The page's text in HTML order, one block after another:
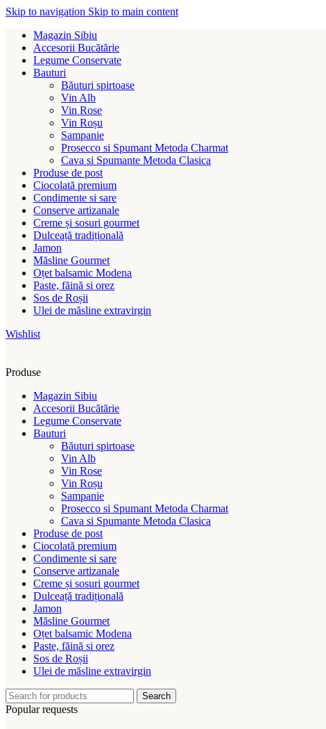
Skip to navigation Skip to main content
Magazin Sibiu
Accesorii Bucătărie
Legume Conservate
Bauturi
Băuturi spirtoase
Vin Alb
Vin Rose
Vin Roșu
Sampanie
Prosecco si Spumant Metoda Charmat
Cava si Spumante Metoda Clasica
Produse de post
Ciocolată premium
Condimente si sare
Conserve artizanale
Creme și sosuri gourmet
Dulceață tradițională
Jamon
Măsline Gourmet
Oțet balsamic Modena
Paste, făină si orez
Sos de Roșii
Ulei de măsline extravirgin
Wishlist
Produse
Magazin Sibiu
Accesorii Bucătărie
Legume Conservate
Bauturi
Băuturi spirtoase
Vin Alb
Vin Rose
Vin Roșu
Sampanie
Prosecco si Spumant Metoda Charmat
Cava si Spumante Metoda Clasica
Produse de post
Ciocolată premium
Condimente si sare
Conserve artizanale
Creme și sosuri gourmet
Dulceață tradițională
Jamon
Măsline Gourmet
Oțet balsamic Modena
Paste, făină si orez
Sos de Roșii
Ulei de măsline extravirgin
Search
Popular requests